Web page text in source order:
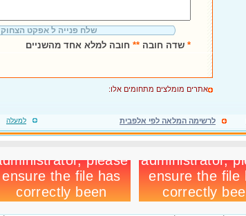
שלח פנייה ל אפקט הצחוק
* שדה חובה** חובה למלא אחד מהשניים
אתרים מומלצים מתחומים אלו:
לרשימה המלאה לפי אלפבית למעלה